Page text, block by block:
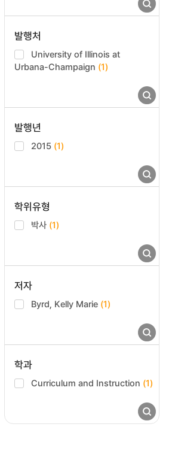
발행처
University of Illinois at
Urbana-Champaign (1)
발행년
2015 (1)
학위유형
박사 (1)
저자
Byrd, Kelly Marie (1)
학과
Curriculum and Instruction (1)